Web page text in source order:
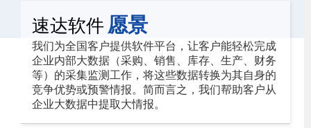
速达软件 愿景
我们为全国客户提供软件平台，让客户能轻松完成
企业内部大数据（采购、销售、库存、生产、财务
等）的采集监测工作，将这些数据转换为其自身的
竞争优势或预警情报。简而言之，我们帮助客户从
企业大数据中提取大情报。